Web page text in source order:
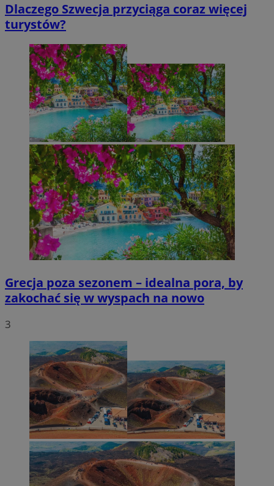
Dlaczego Szwecja przyciąga coraz więcej
turystów?
Grecja poza sezonem – idealna pora, by
zakochać się w wyspach na nowo
3